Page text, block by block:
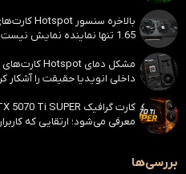
1.65 تنها نماینده نمایش نیست
داخلی انویدیا حقیقت را آشکار
معرفی می‌شود؛ ارتقایی که
بررسی‌ها